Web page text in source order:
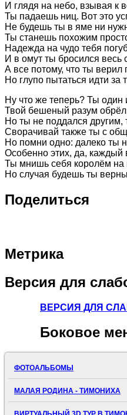
И глядя на небо, взывая к
Ты падаешь ниц. Вот это
Не будешь ты в яме ни
Ты станешь похожим
Надежда на чудо тебя
И в омут ты бросился весь
А все потому, что ты верил
Но глупо пытаться идти за
Ну что же теперь? Ты один
Твой бешеный разум обрёл
Но ты не поддался другим,
Сворачивай также ты с
Но помни одно: далеко ты
Особенно этих, да, каждый
Ты мнишь себя королём на
Но случая будешь ты
Поделиться
Метрика
Версия для
ВЕРСИЯ ДЛЯ
Боковое
ФОТОАЛЬБОМЫ
МАЛАЯ РОДИНА - ТИМОНИХА